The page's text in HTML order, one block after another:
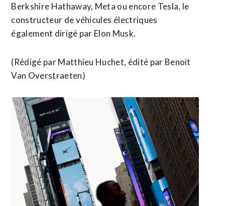
Berkshire Hathaway, Meta ou encore Tesla, le
constructeur de véhicules ⁠électriques
également dirigé par Elon Musk.
(Rédigé par Matthieu ​Huchet, édité par Benoit ​
Van Overstraeten)